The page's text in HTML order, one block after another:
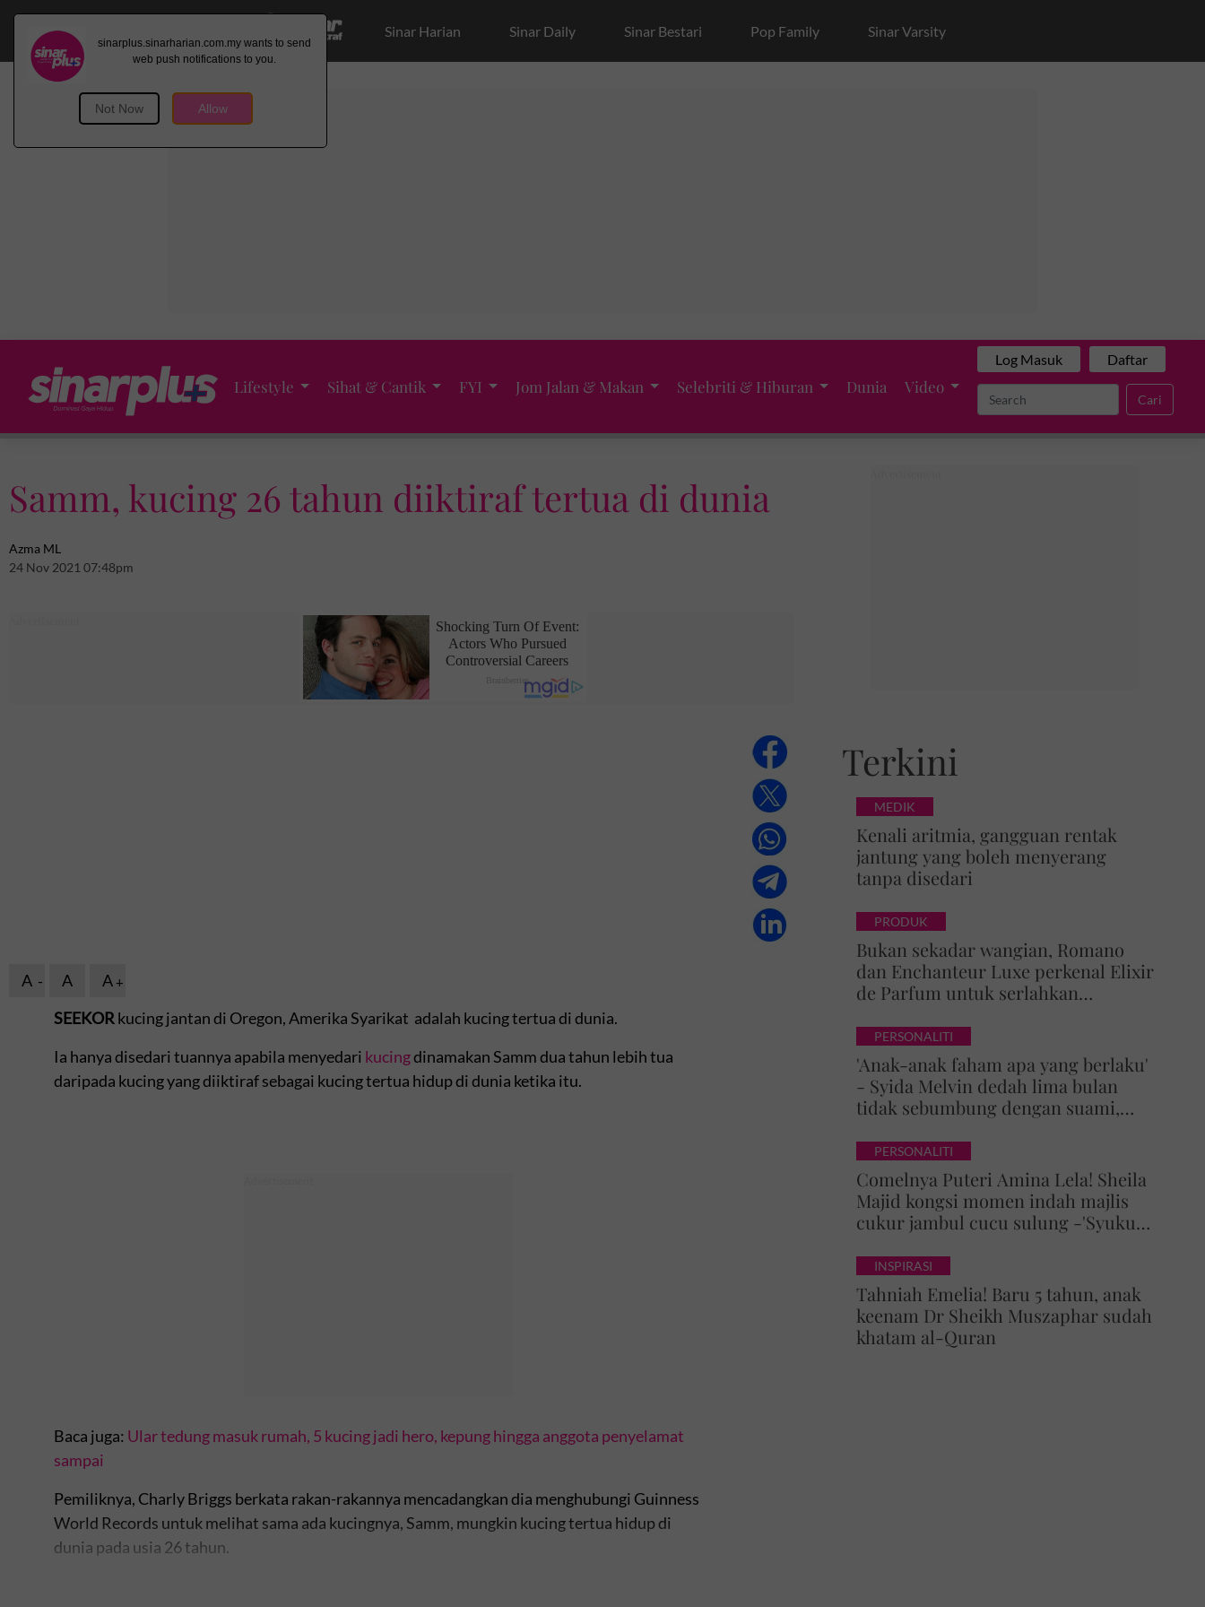
Sinar Harian Sinar Daily Sinar Bestari Pop Family Sinar Varsity
Lifestyle Sihat & Cantik FYI Jom Jalan & Makan Selebriti & Hiburan Dunia Video
Log Masuk Daftar
Cari
Samm, kucing 26 tahun diiktiraf tertua di dunia
Azma ML
24 Nov 2021 07:48pm
A A
A
SEEKOR kucing jantan di Oregon, Amerika Syarikat adalah kucing tertua di dunia.
Ia hanya disedari tuannya apabila menyedari kucingdinamakan Samm dua tahun lebih tua
daripada kucing yang diiktiraf sebagai kucing tertua hidup di dunia ketika itu.
Baca juga: Ular tedung masuk rumah, 5 kucing jadi hero, kepung hingga anggota penyelamat
sampai
Pemiliknya, Charly Briggs berkata rakan-rakannya mencadangkan dia menghubungi Guinness
World Records untuk melihat sama ada kucingnya, Samm, mungkin kucing tertua hidup di
dunia pada usia 26 tahun.
Terkini
MEDIK
Kenali aritmia, gangguan rentak
jantung yang boleh menyerang
tanpa disedari
PRODUK
Bukan sekadar wangian, Romano
dan Enchanteur Luxe perkenal Elixir
de Parfum untuk serlahkan
PERSONALITI
'Anak-anak faham apa yang berlaku'
- Syida Melvin dedah lima bulan
tidak sebumbung dengan suami,
PERSONALITI
Comelnya Puteri Amina Lela! Sheila
Majid kongsi momen indah majlis
cukur jambul cucu sulung -'Syukur
INSPIRASI
Tahniah Emelia! Baru 5 tahun, anak
keenam Dr Sheikh Muszaphar sudah
khatam al-Quran